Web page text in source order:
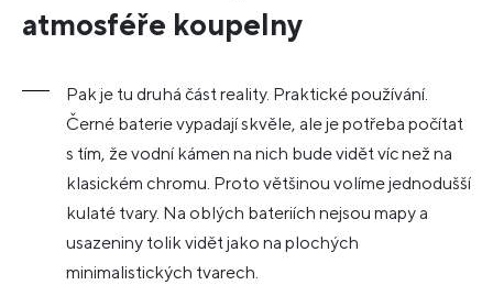
atmosféře koupelny
Pak je tu druhá část reality. Praktické používání.
Černé baterie vypadají skvěle, ale je potřeba počítat
s tím, že vodní kámen na nich bude vidět víc než na
klasickém chromu. Proto většinou volíme jednodušší
kulaté tvary. Na oblých bateriích nejsou mapy a
usazeniny tolik vidět jako na plochých
minimalistických tvarech.